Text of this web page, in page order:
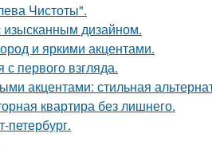
Чистоты".
дизайном.
и яркими акцентами.
первого взгляда.
акцентами: стильная
квартира без лишнего.
петербург.